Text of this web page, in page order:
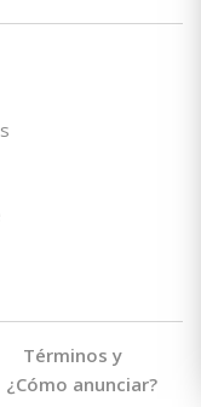
Términos y
¿Cómo anunciar?